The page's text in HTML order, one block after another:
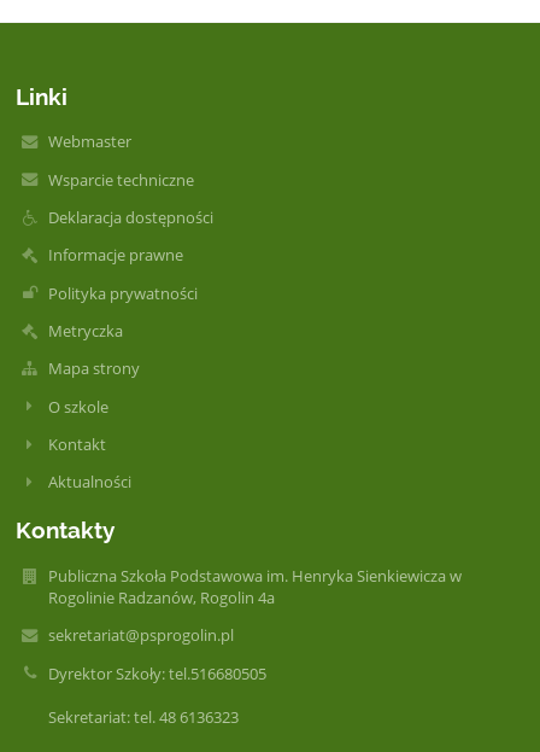
Linki
Webmaster
Wsparcie techniczne
Deklaracja dostępności
Informacje prawne
Polityka prywatności
Metryczka
Mapa strony
O szkole
Kontakt
Aktualności
Kontakty
Publiczna Szkoła Podstawowa im. Henryka Sienkiewicza w
Rogolinie Radzanów, Rogolin 4a
sekretariat@psprogolin.pl
Dyrektor Szkoły: tel.516680505
Sekretariat: tel. 48 6136323